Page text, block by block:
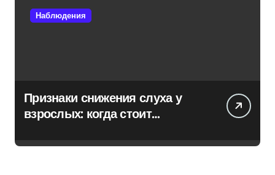
Наблюдения
Признаки снижения слуха у
взрослых: когда стоит